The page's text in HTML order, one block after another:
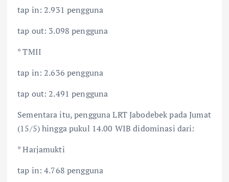
tap in: 2.931 pengguna
tap out: 3.098 pengguna
* TMII
tap in: 2.636 pengguna
tap out: 2.491 pengguna
Sementara itu, pengguna LRT Jabodebek pada Jumat
(15/5) hingga pukul 14.00 WIB didominasi dari:
* Harjamukti
tap in: 4.768 pengguna